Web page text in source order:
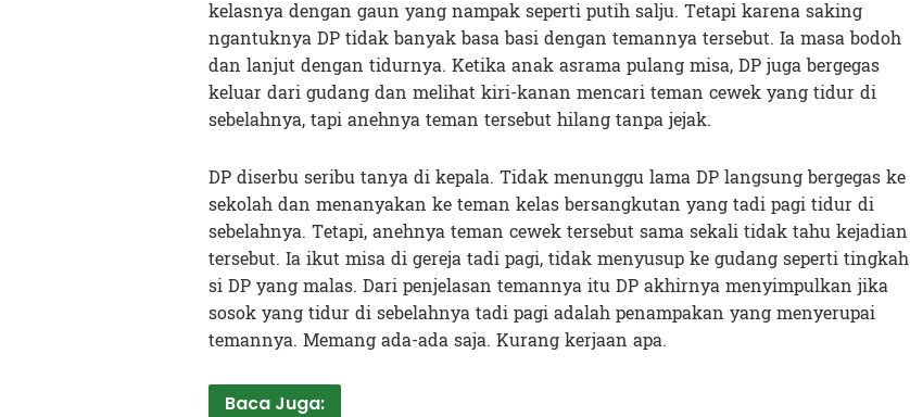
kelasnya dengan gaun yang nampak seperti putih salju. Tetapi karena saking
ngantuknya DP tidak banyak basa basi dengan temannya tersebut. Ia masa bodoh
dan lanjut dengan tidurnya. Ketika anak asrama pulang misa, DP juga bergegas
keluar dari gudang dan melihat kiri-kanan mencari teman cewek yang tidur di
sebelahnya, tapi anehnya teman tersebut hilang tanpa jejak.
DP diserbu seribu tanya di kepala. Tidak menunggu lama DP langsung bergegas ke
sekolah dan menanyakan ke teman kelas bersangkutan yang tadi pagi tidur di
sebelahnya. Tetapi, anehnya teman cewek tersebut sama sekali tidak tahu kejadian
tersebut. Ia ikut misa di gereja tadi pagi, tidak menyusup ke gudang seperti tingkah
si DP yang malas. Dari penjelasan temannya itu DP akhirnya menyimpulkan jika
sosok yang tidur di sebelahnya tadi pagi adalah penampakan yang menyerupai
temannya. Memang ada-ada saja. Kurang kerjaan apa.
Baca Juga: